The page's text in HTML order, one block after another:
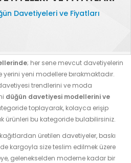
Davetiyeleri ve Fiyatları
; her sene mevcut davetiyelerin
yerini yeni modellere bırakmaktadır.
trendlerini ve moda
düğün davetiyesi modellerini ve
toplayarak, kolayca erişip
ürünleri bu kategoride bulabilirsiniz.
üretilen davetiyeler, baskı
kargoyla size teslim edilmek üzere
gelenekselden moderne kadar bir